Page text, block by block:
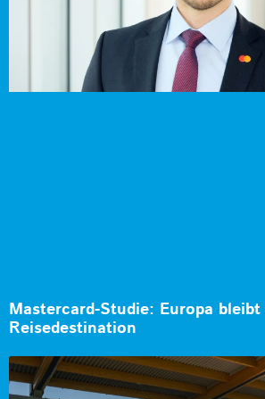
Mastercard-Studie: Europa
Reisedestination